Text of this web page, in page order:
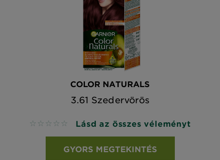
COLOR NATURALS
3.61 Szedervörös
No reviews Lásd az összes véleményt
GYORS MEGTEKINTÉS